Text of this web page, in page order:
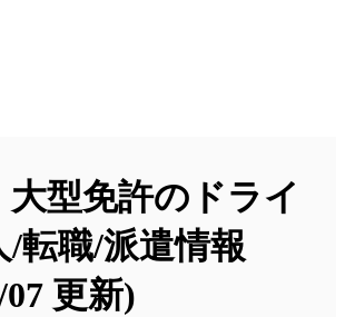
大型免許のドライ
/転職/派遣情報
07 更新)